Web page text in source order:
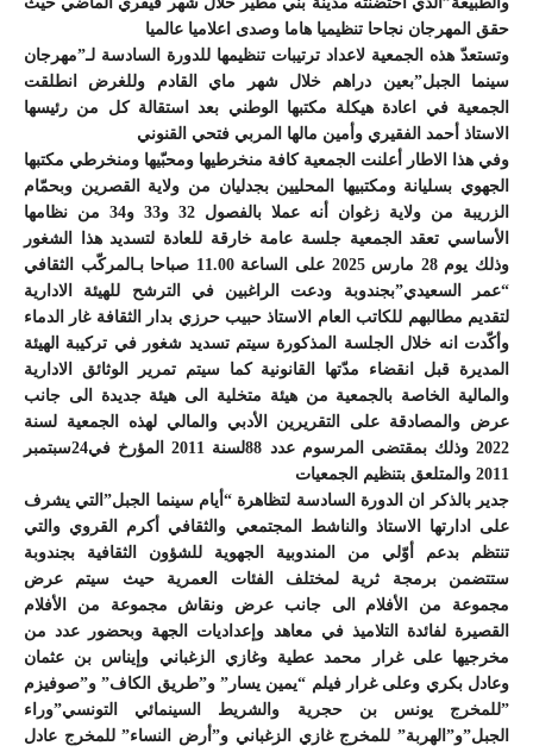
حقق المهرجان نجاحا تنظيميا هاما وصدى اعلاميا عالميا
وتستعدّ هذه الجمعية لاعداد ترتيبات تنظيمها للدورة السادسة لـ”مهرجان
سينما الجبل”بعين دراهم خلال شهر ماي القادم وللغرض انطلقت
الجمعية في اعادة هيكلة مكتبها الوطني بعد استقالة كل من رئيسها
الاستاذ أحمد الفقيري وأمين مالها المربي فتحي القنوني
وفي هذا الاطار أعلنت الجمعية كافة منخرطيها ومحبّيها ومنخرطي مكتبها
الجهوي بسليانة ومكتبيها المحليين بجدليان من ولاية القصرين وبحمّام
الزريبة من ولاية زغوان أنه عملا بالفصول 32 و33 و34 من نظامها
الأساسي تعقد الجمعية جلسة عامة خارقة للعادة لتسديد هذا الشغور
وذلك يوم 28 مارس 2025 على الساعة 11.00 صباحا بـالمركّب الثقافي
“عمر السعيدي”بجندوبة ودعت الراغبين في الترشح للهيئة الادارية
لتقديم مطالبهم للكاتب العام الاستاذ حبيب حرزي بدار الثقافة غار الدماء
وأكّدت انه خلال الجلسة المذكورة سيتم تسديد شغور في تركيبة الهيئة
المديرة قبل انقضاء مدّتها القانونية كما سيتم تمرير الوثائق الادارية
والمالية الخاصة بالجمعية من هيئة متخلية الى هيئة جديدة الى جانب
عرض والمصادقة على التقريرين الأدبي والمالي لهذه الجمعية لسنة
2022 وذلك بمقتضى المرسوم عدد 88لسنة 2011 المؤرخ في24سبتمبر
2011 والمتلعق بتنظيم الجمعيات
جدير بالذكر ان الدورة السادسة لتظاهرة “أيام سينما الجبل”التي يشرف
على ادارتها الاستاذ والناشط المجتمعي والثقافي أكرم القروي والتي
تنتظم بدعم أوّلي من المندوبية الجهوية للشؤون الثقافية بجندوبة
ستتضمن برمجة ثرية لمختلف الفئات العمرية حيث سيتم عرض
مجموعة من الأفلام الى جانب عرض ونقاش مجموعة من الأفلام
القصيرة لفائدة التلاميذ في معاهد وإعداديات الجهة وبحضور عدد من
مخرجيها على غرار محمد عطية وغازي الزغباني وإيناس بن عثمان
وعادل بكري وعلى غرار فيلم “يمين يسار” و”طريق الكاف” و”صوفيزم
”للمخرج يونس بن حجرية والشريط السينمائي التونسي”وراء
الجبل”و”الهربة” للمخرج غازي الزغباني و”أرض النساء” للمخرج عادل